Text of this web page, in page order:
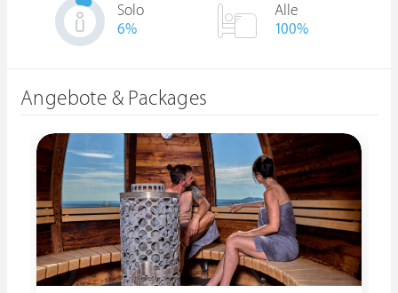
Solo
6%
Alle
100%
Angebote & Packages